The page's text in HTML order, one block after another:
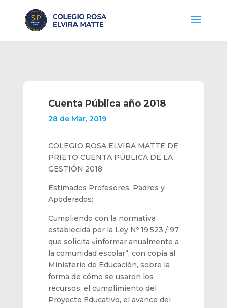
Cuenta Pública año 2018
28 de Mar, 2019
COLEGIO ROSA ELVIRA MATTE DE
PRIETO CUENTA PÚBLICA DE LA
GESTIÓN 2018
Estimados Profesores, Padres y
Apoderados:
Cumpliendo con la normativa
establecida por la Ley Nº 19.523 / 97
que solicita «informar anualmente a
la comunidad escolar”, con copia al
Ministerio de Educación, sobre la
forma de cómo se usaron los
recursos, el cumplimiento del
Proyecto Educativo, el avance del